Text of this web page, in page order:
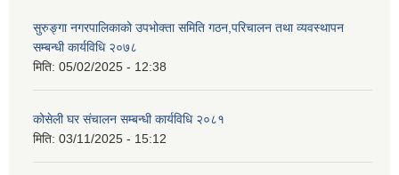
सुरुङ्गा नगरपालिकाको उपभोक्ता समिति गठन,परिचालन तथा व्यवस्थापन
सम्बन्धी कार्यविधि २०७८
मिति: 05/02/2025 - 12:38
कोसेली घर संचालन सम्बन्धी कार्यविधि २०८१
मिति: 03/11/2025 - 15:12